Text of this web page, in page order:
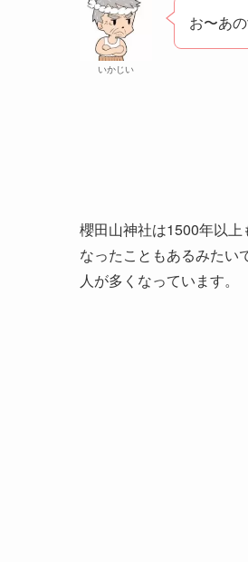
いかじい
お〜あ
櫻田山神社は1500年以
なったこともあるみたい
人が多くなっています。